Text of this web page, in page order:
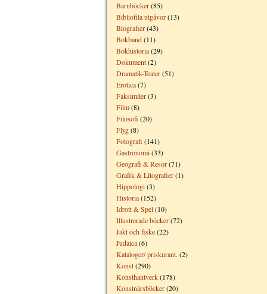
Barnböcker(85)
Bibliofila utgåvor(13)
Biografier(43)
Bokband(11)
Bokhistoria(29)
Dokument(2)
Dramatik-Teater(51)
Erotica(7)
Faksimiler(3)
Film(8)
Filosofi (20)
Flyg(8)
Fotografi (141)
Gastronomi(33)
Geografi & Resor(71)
Grafik & Litografier(1)
Hippologi(3)
Historia(152)
Idrott & Spel(10)
Illustrerade böcker(72)
Jakt och fiske(22)
Judaica(6)
Kataloger/ priskurant. (2)
Konst(290)
Konsthantverk(178)
Konstnärsböcker(20)